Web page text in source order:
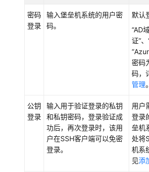
机
系
系
统
密码
登录
输入堡垒机系统的用户密
码。
默认
“AD
证”、
密码
码，
管理。
公钥
登录
输入用于验证登录的私钥
和私钥密码，登录验证成
功后，再次登录时，该用
户在SSH客户端可以免密
登录。
用户
登录
垒机
处将
机系
见添